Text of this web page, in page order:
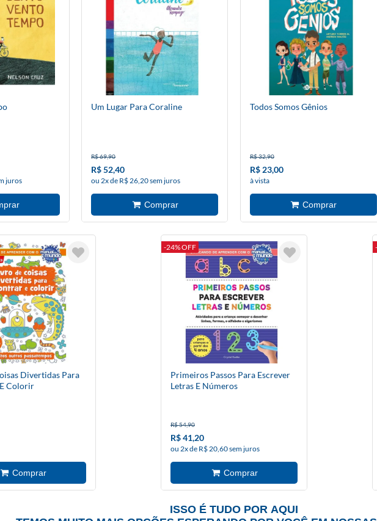
juros
Um Lugar Para Coraline
R$ 69,90
R$ 52,40
ou 2x de R$ 26,20 sem juros
Todos Somos Gênios
R$ 32,90
R$ 23,00
à vista
Divertidas Para
Colorir
-24% OFF
Primeiros Passos Para Escrever
Letras E Números
R$ 54,90
R$ 41,20
ou 2x de R$ 20,60 sem juros
ISSO É TUDO POR AQUI